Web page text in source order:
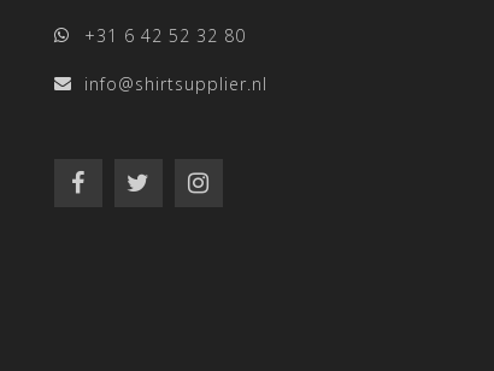
+31 6 42 52 32 80
info@shirtsupplier.nl